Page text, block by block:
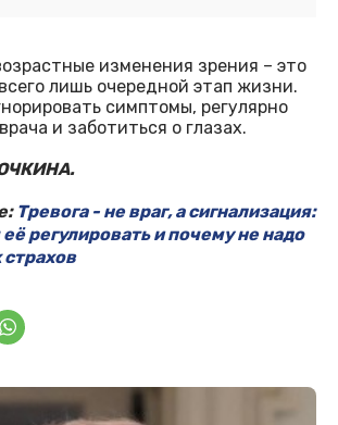
изменения зрения – это
лишь очередной этап жизни.
симптомы, регулярно
и заботиться о глазах.
Тревога - не враг, а сигнализация:
регулировать и почему не надо
страхов